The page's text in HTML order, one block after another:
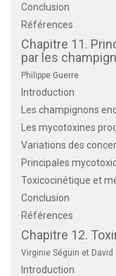
Conclusion
Références
Chapitre 11.
par les
Philippe Guerre
Introduction
Les champignons
Les mycotoxines
Variations des
Principales
Toxicocinétique et
Conclusion
Références
Chapitre 12.
Virginie Séguin et David
Introduction